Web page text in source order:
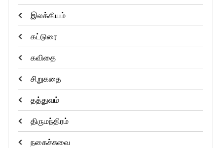
இலக்கியம்
கட்டுரை
கவிதை
சிறுகதை
தத்துவம்
திருமந்திரம்
நகைச்சுவை